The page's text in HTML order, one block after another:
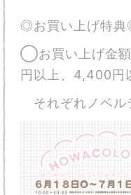
◎お買い上げ特
◯お買い上げ金額
円以上、4,400円
それぞれノベル